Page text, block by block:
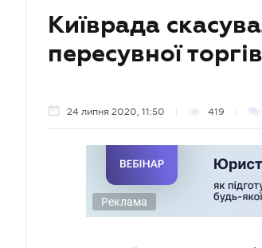
Київрада
пересувної
24 липня 2020, 11:50 419
Реклама